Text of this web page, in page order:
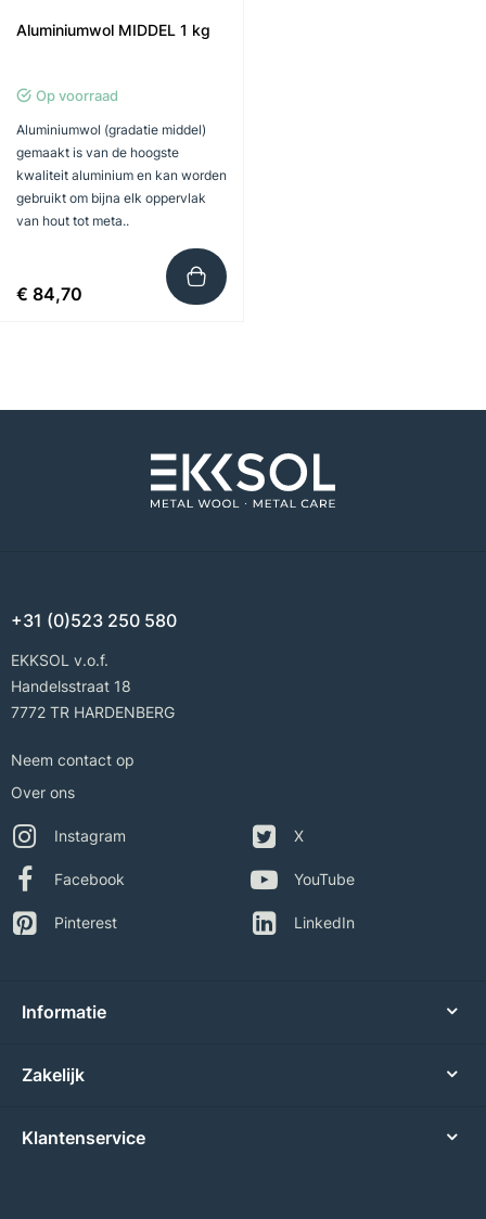
Aluminiumwol MIDDEL 1 kg
Op voorraad
Aluminiumwol (gradatie middel)
gemaakt is van de hoogste
kwaliteit aluminium en kan worden
gebruikt om bijna elk oppervlak
van hout tot meta..
€ 84,70
+31 (0)523 250 580
EKKSOL v.o.f.
Handelsstraat 18
7772 TR HARDENBERG
Neem contact op
Over ons
Instagram
Facebook
Pinterest
X
YouTube
LinkedIn
Informatie
Zakelijk
Klantenservice